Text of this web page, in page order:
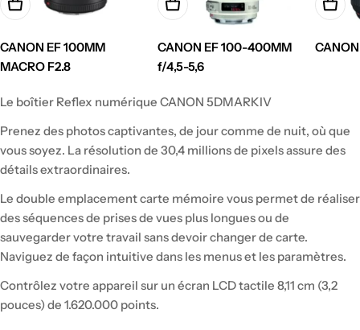
CANON EF 100MM
MACRO F2.8
CANON EF 100-400MM
f/4,5-5,6
Le boîtier Reflex numérique CANON 5DMARKIV
Prenez des photos captivantes, de jour comme de nuit, où que
vous soyez. La résolution de 30,4 millions de pixels assure des
détails extraordinaires.
Le double emplacement carte mémoire vous permet de réaliser
des séquences de prises de vues plus longues ou de
sauvegarder votre travail sans devoir changer de carte.
Naviguez de façon intuitive dans les menus et les paramètres.
Contrôlez votre appareil sur un écran LCD tactile 8,11 cm (3,2
pouces) de 1.620.000 points.